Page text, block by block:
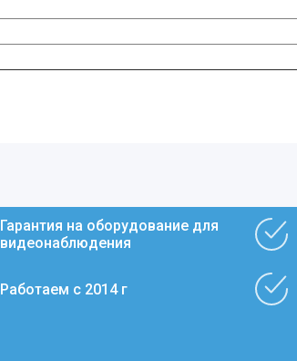
Гарантия на оборудование для
видеонаблюдения
Работаем с 2014 г